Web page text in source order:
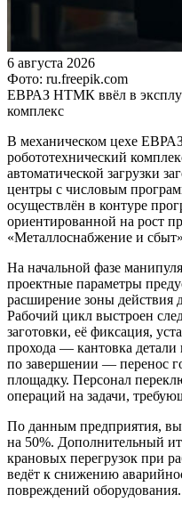
6 августа 2026
Фото: ru.freepik.com
ЕВРАЗ НТМК ввёл в
комплекс
В механическом цехе
робототехнический
автоматической загрузки
центры с числовым
осуществлён в контуре
ориентированной на рост
«Металлоснабжение и
На начальной фазе
проектные параметры
расширение зоны действия
Рабочий цикл выстроен
заготовки, её фиксация,
прохода — кантовка детали
по завершении — перенос
площадку. Персонал
операций на задачи,
По данным предприятия,
на 50%. Дополнительный
крановых перегрузок при
ведёт к снижению
повреждений оборудования.